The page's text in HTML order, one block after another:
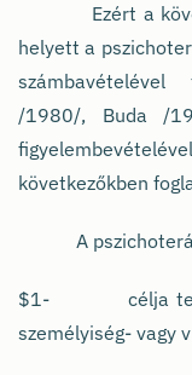
Ezért a
helyett a
/1980/, Buda /
következőkben
A
$1- célja
személyiség- vagy